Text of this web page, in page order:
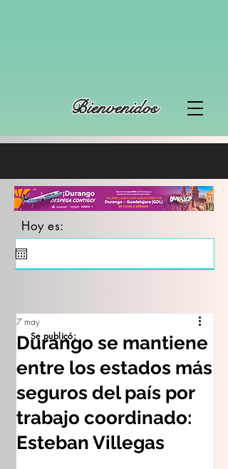
Bienvenidos
Hoy es:
Durango se mantiene
entre los estados más
seguros del país por
trabajo coordinado:
Esteban Villegas
7 may
Se publicó: